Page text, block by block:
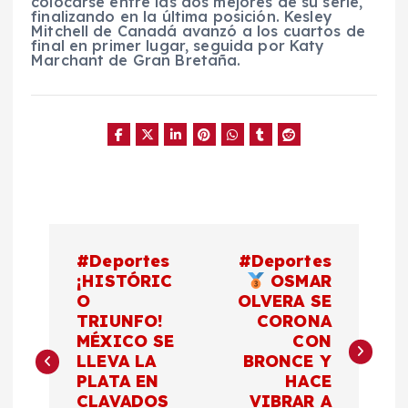
finalizando en la última posición. Kesley
Mitchell de Canadá avanzó a los cuartos de
final en primer lugar, seguida por Katy
Marchant de Gran Bretaña.
e
#Deportes
¡HISTÓRIC
O
TRIUNFO!
MÉXICO SE
LLEVA LA
PLATA EN
CLAVADOS
#Deportes
OSMAR
OLVERA SE
CORONA
CON
BRONCE Y
HACE
VIBRAR A